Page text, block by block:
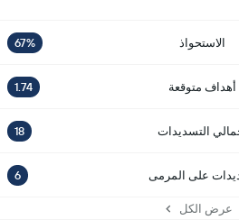
الاستحواذ 67%
أهداف متوقعة 1.74
التسديدات 18
على المرمى 6
عرض الكل